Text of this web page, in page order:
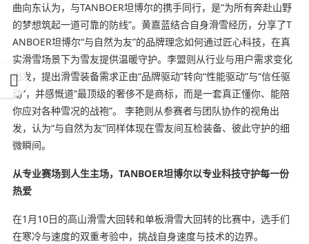
曲向东认为，与TANBOER坦博尔的携手同行，是“为所有奔赴山野
的梦想筑起一道可靠的防线”。黄嘉蓝结合自身滑雪经历，分享了T
ANBOER坦博尔“与自然为友”的品牌理念如何通过匠心科技，在真
实滑雪场景下为雪友提供温暖守护。李盟则从行业与用户需求变化
出发，提出滑雪装备需求正由“品牌驱动”转向“性能驱动”与“信任驱
动”，并感慨道“最顶级的奢侈不是商标，而是一套真正懂你、能陪
你应对各种雪况的战袍”。 李艳则从参赛者与团队协作的视角出
发，认为“与自然为友”同样体现在雪友间互检装备、彼此守护的细
微瞬间。
从专业赛场到人生主场， TANBOER坦博尔以专业科技守护每一份
热爱
在1月10日的高山滑雪大回转和单板滑雪大回转的比赛中，选手们
在寒冷与速度的双重考验中，挑战自身速度与技术的边界。